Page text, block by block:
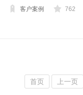
客户案例 762
首页 上一页